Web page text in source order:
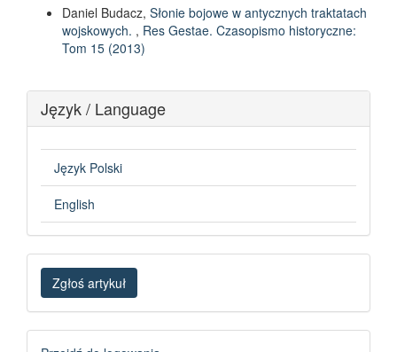
Daniel Budacz, Słonie bojowe w antycznych traktatach
wojskowych. , Res Gestae. Czasopismo historyczne:
Tom 15 (2013)
Język / Language
Język Polski
English
Zgłoś
artykuł
Zgłoś artykuł